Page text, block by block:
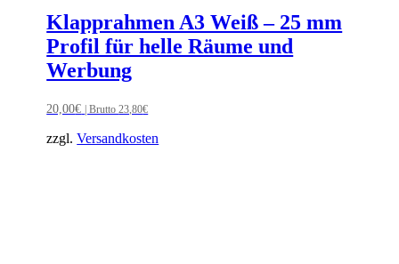
Klapprahmen A3 Weiß – 25 mm
Profil für helle Räume und
Werbung
20,00€ | Brutto23,80€
zzgl.Versandkosten